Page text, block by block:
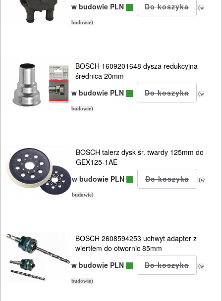
w budowie PLN
(w
budowie)
BOSCH 1609201648 dysza redukcyjna
średnica 20mm
w budowie PLN
(w
budowie)
BOSCH talerz dysk śr. twardy 125mm do
GEX125-1AE
w budowie PLN
(w
budowie)
BOSCH 2608594253 uchwyt adapter z
wiertłem do otwornic 85mm
w budowie PLN
(w
budowie)